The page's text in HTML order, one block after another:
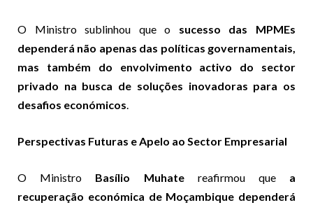
O Ministro sublinhou que o sucesso das MPMEs
dependerá não apenas das políticas governamentais,
mas também do envolvimento activo do sector
privado na busca de soluções inovadoras para os
desafios económicos.
Perspectivas Futuras e Apelo ao Sector Empresarial
O Ministro Basílio Muhatereafirmou que a
recuperação económica de Moçambique dependerá